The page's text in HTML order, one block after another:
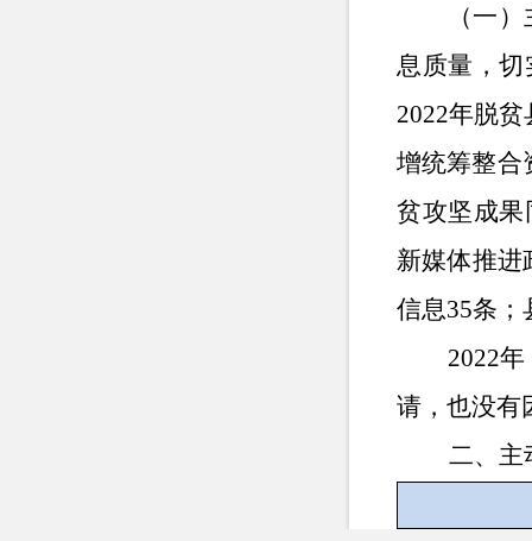
（一
息质量，
2022年脱
增统筹整合
贫攻坚成
新媒体推进
信息35条；
2022
请，也没有
二、主